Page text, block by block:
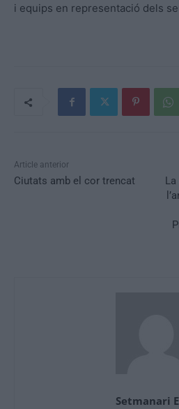
i equips en representació dels
Article anterior
Ciutats amb el cor trencat
Setmanari